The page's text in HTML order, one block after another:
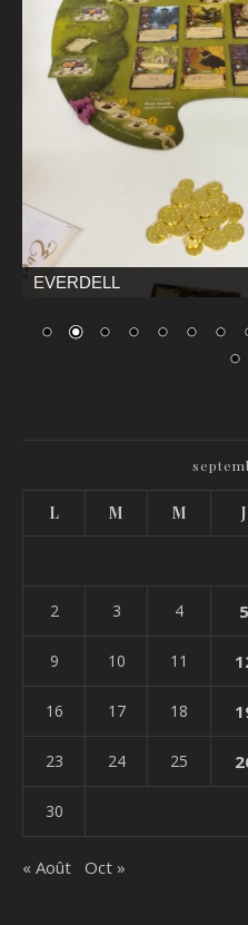
EVERDELL
L M M J
2 3 4 5
9 10 11
16 17 18
23 24 25
30
« Août Oct »